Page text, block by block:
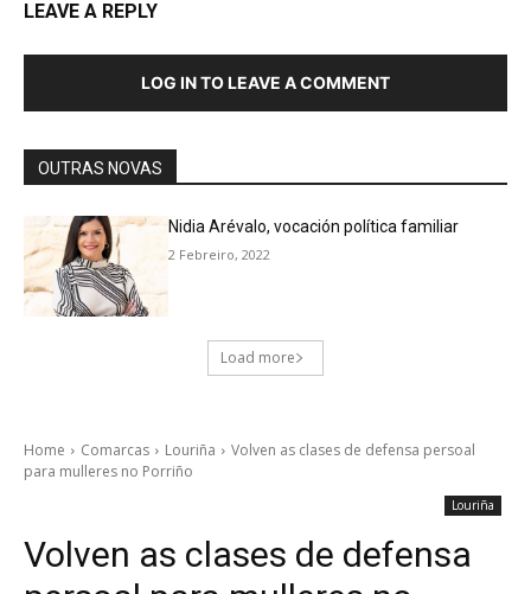
LEAVE A REPLY
LOG IN TO LEAVE A COMMENT
OUTRAS NOVAS
Nidia Arévalo, vocación política familiar
2 Febreiro, 2022
Load more